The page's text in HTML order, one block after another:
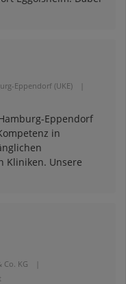
Eppendorf (UKE)
Eppendorf
in
Kliniken. Unsere
KG